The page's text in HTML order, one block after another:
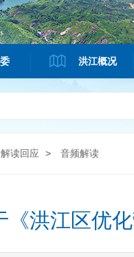
洪江概况
解读回应 > 音频解读
洪江区优